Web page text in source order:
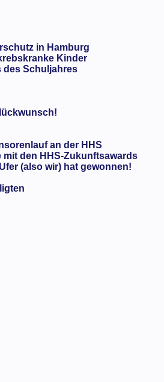
in Hamburg
Kinder
des Schuljahres
an der HHS
mit den HHS-Zukunftsawards
(also wir) hat gewonnen!